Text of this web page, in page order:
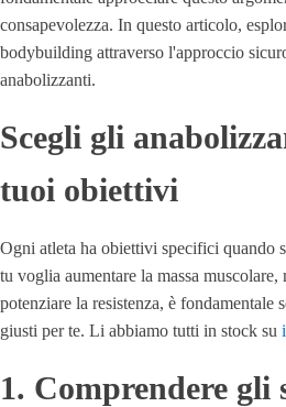
consapevolezza. In questo articolo,
bodybuilding attraverso l'approccio
anabolizzanti.
Scegli gli
tuoi obiettivi
Ogni atleta ha obiettivi specifici quando
tu voglia aumentare la massa
potenziare la resistenza, è fondamentale
giusti per te. Li abbiamo tutti in stock su
1. Comprendere gli